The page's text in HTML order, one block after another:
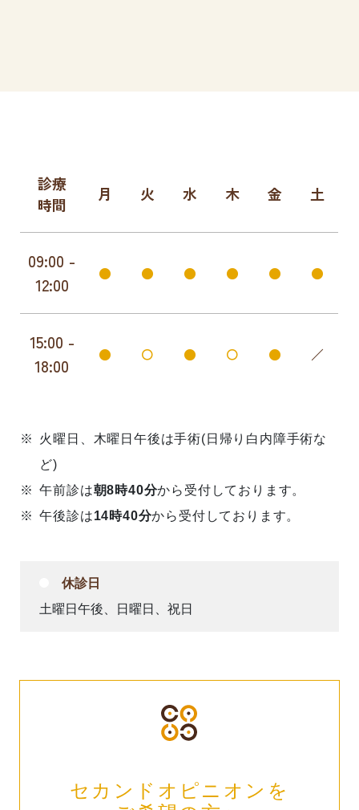
診療
時間
月 火 水 木 金 土
09:00 -
12:00
● ● ● ● ● ●
15:00 -
18:00
● 〇 ● 〇 ● ／
火曜日、木曜日午後は手術(日帰り白内障手術な
ど)
午前診は朝8時40分から受付しております。
午後診は14時40分から受付しております。
休診日
土曜日午後、日曜日、祝日
セカンドオピニオンを